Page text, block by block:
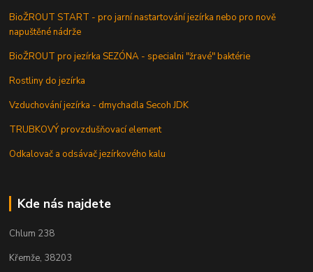
BioŽROUT START - pro jarní nastartování jezírka nebo pro nově
napuštěné nádrže
BioŽROUT pro jezírka SEZÓNA - specialni "žravé" baktérie
Rostliny do jezírka
Vzduchování jezírka - dmychadla Secoh JDK
TRUBKOVÝ provzdušňovací element
Odkalovač a odsávač jezírkového kalu
Kde nás najdete
Chlum 238
Křemže, 38203